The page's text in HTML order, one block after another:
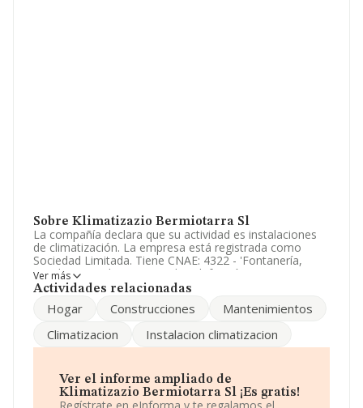
Sobre Klimatizazio Bermiotarra Sl
La compañía declara que su actividad es instalaciones
de climatización. La empresa está registrada como
Sociedad Limitada. Tiene CNAE: 4322 - 'Fontanería,
instalaciones de sistemas de calefacción y aire
acondicionado'. La compañía no tiene actividad en
cifras existentes en la base de datos de INFORMA, el
número de empleados ha estado por encima de la
Acerca de la información en los distintos rankings: en
2025, en la clasificación del sector, la empresa se ha
Ver más
Actividades relacionadas
Hogar Construcciones
Mantenimientos
Climatizacion
Instalacion climatizacion
Ver el informe ampliado de
Klimatizazio Bermiotarra Sl ¡Es gratis!